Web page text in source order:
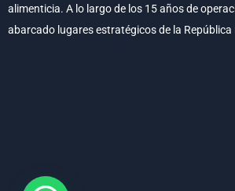
alimenticia. A lo largo de los 15 años de
abarcado lugares estratégicos de la República